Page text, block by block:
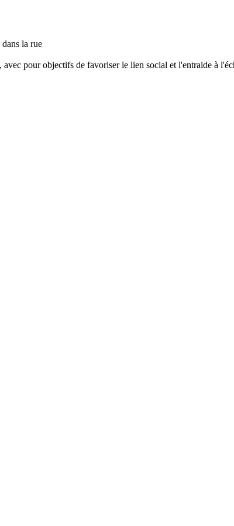
la rue
pour objectifs de favoriser le lien social et l'entraide à